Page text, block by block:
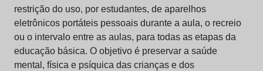
restrição do uso, por estudantes, de aparelhos
eletrônicos portáteis pessoais durante a aula, o recreio
ou o intervalo entre as aulas, para todas as etapas da
educação básica. O objetivo é preservar a saúde
mental, física e psíquica das crianças e dos